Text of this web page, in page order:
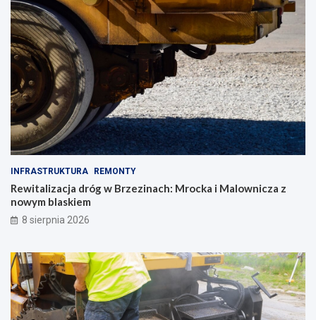
INFRASTRUKTURA REMONTY
Rewitalizacja dróg w Brzezinach: Mrocka i Malownicza z
nowym blaskiem
8 sierpnia 2026